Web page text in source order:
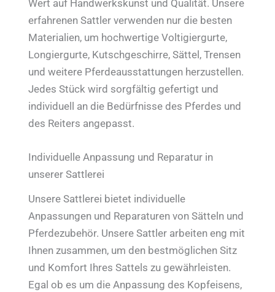
Wert auf Handwerkskunst und Qualität. Unsere
erfahrenen Sattler verwenden nur die besten
Materialien, um hochwertige Voltigiergurte,
Longiergurte, Kutschgeschirre, Sättel, Trensen
und weitere Pferdeausstattungen herzustellen.
Jedes Stück wird sorgfältig gefertigt und
individuell an die Bedürfnisse des Pferdes und
des Reiters angepasst.
Individuelle Anpassung und Reparatur in
unserer Sattlerei
Unsere Sattlerei bietet individuelle
Anpassungen und Reparaturen von Sätteln und
Pferdezubehör. Unsere Sattler arbeiten eng mit
Ihnen zusammen, um den bestmöglichen Sitz
und Komfort Ihres Sattels zu gewährleisten.
Egal ob es um die Anpassung des Kopfeisens,